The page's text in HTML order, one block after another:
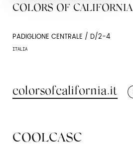
COLORS OF CALIFORNIA
PADIGLIONE CENTRALE / D/2-4
ITALIA
colorsofcalifornia.it
COOLCASC